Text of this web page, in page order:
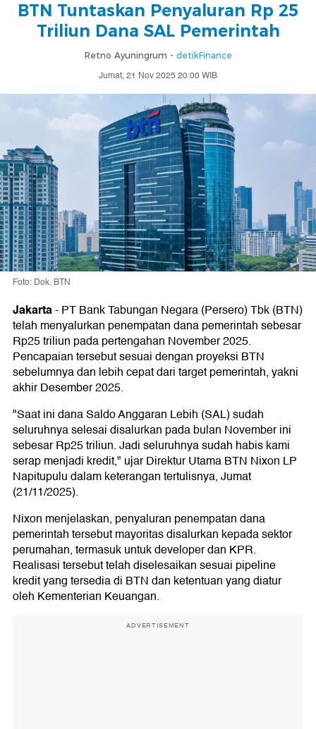
BTN Tuntaskan Penyaluran Rp 25
Triliun Dana SAL Pemerintah
Retno Ayuningrum - detikFinance
Jumat, 21 Nov 2025 20:00 WIB
Foto: Dok. BTN
Jakarta-PT Bank Tabungan Negara (Persero) Tbk (BTN)
telah menyalurkan penempatan dana pemerintah sebesar
Rp25 triliun pada pertengahan November 2025.
Pencapaian tersebut sesuai dengan proyeksi BTN
sebelumnya dan lebih cepat dari target pemerintah, yakni
akhir Desember 2025.
"Saat ini dana Saldo Anggaran Lebih (SAL) sudah
seluruhnya selesai disalurkan pada bulan November ini
sebesar Rp25 triliun. Jadi seluruhnya sudah habis kami
serap menjadi kredit," ujar Direktur Utama BTN Nixon LP
Napitupulu dalam keterangan tertulisnya, Jumat
(21/11/2025).
Nixon menjelaskan, penyaluran penempatan dana
pemerintah tersebut mayoritas disalurkan kepada sektor
perumahan, termasuk untuk developer dan KPR.
Realisasi tersebut telah diselesaikan sesuai pipeline
kredit yang tersedia di BTN dan ketentuan yang diatur
oleh Kementerian Keuangan.
ADVERTISEMENT